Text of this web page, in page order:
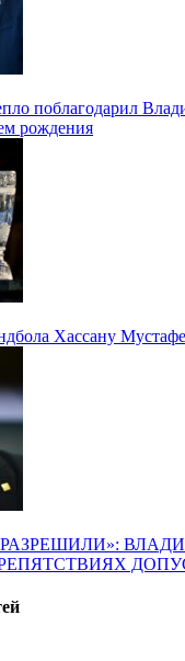
поблагодарил
рождения
Хассану